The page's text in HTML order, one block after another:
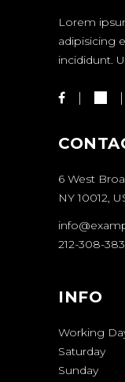
Lorem
adipisicing
incididunt.
6 West
NY 10012,
212-308-
INFO
Working
Saturday
Sunday